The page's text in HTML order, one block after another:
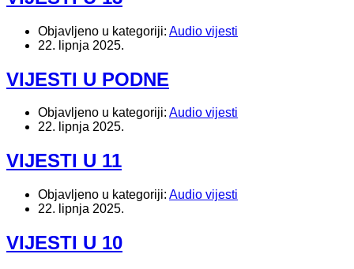
Objavljeno u kategoriji: Audio vijesti
22. lipnja 2025.
VIJESTI U PODNE
Objavljeno u kategoriji: Audio vijesti
22. lipnja 2025.
VIJESTI U 11
Objavljeno u kategoriji: Audio vijesti
22. lipnja 2025.
VIJESTI U 10